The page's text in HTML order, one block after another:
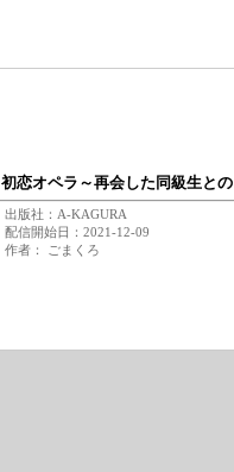
初恋オペラ～再会した同級生と
出版社：A-KAGURA
配信開始日：2021-12-09
作者： ごまくろ